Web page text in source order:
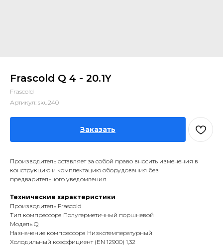
Frascold Q 4 - 20.1Y
Frascold
Артикул: sku240
Заказать
Производитель оставляет за собой право вносить изменения в
конструкцию и комплектацию оборудования без
предварительного уведомления
Технические характеристики
Производитель Frascold
Тип компрессора Полугерметичный поршневой
Модель Q
Назначение компрессора Низкотемпературный
Холодильный коэффициент (EN 12900) 1,32